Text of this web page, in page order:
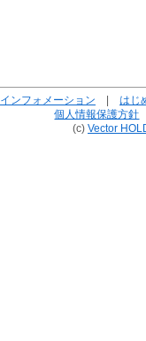
インフォメーション | はじ
個人情報保護方針
(c) Vector